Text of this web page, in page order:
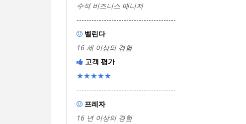
수석 비즈니스 매니저
----------------------------------------
 벨린다
16 세 이상의 경험
 고객 평가
★★★★★
----------------------------------------
 프레자
16 년 이상의 경험